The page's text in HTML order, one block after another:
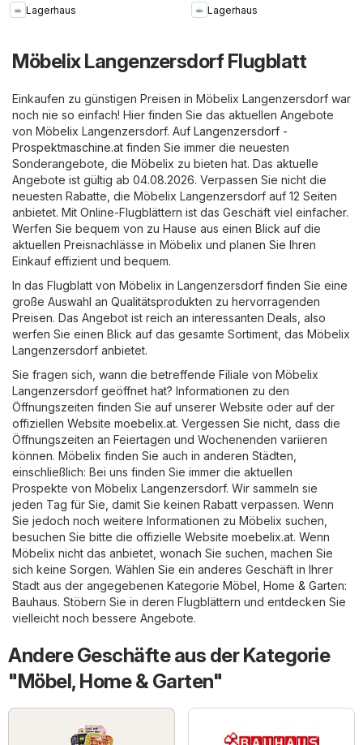
Lagerhaus
Lagerhaus
Möbelix Langenzersdorf Flugblatt
Einkaufen zu günstigen Preisen in Möbelix Langenzersdorf war
noch nie so einfach! Hier finden Sie das aktuellen Angebote
von Möbelix Langenzersdorf. Auf Langenzersdorf -
Prospektmaschine.at finden Sie immer die neuesten
Sonderangebote, die Möbelix zu bieten hat. Das aktuelle
Angebote ist gültig ab 04.08.2026. Verpassen Sie nicht die
neuesten Rabatte, die Möbelix Langenzersdorf auf 12 Seiten
anbietet. Mit Online-Flugblättern ist das Geschäft viel einfacher.
Werfen Sie bequem von zu Hause aus einen Blick auf die
aktuellen Preisnachlässe in Möbelix und planen Sie Ihren
Einkauf effizient und bequem.
In das Flugblatt von Möbelix in Langenzersdorf finden Sie eine
große Auswahl an Qualitätsprodukten zu hervorragenden
Preisen. Das Angebot ist reich an interessanten Deals, also
werfen Sie einen Blick auf das gesamte Sortiment, das Möbelix
Langenzersdorf anbietet.
Sie fragen sich, wann die betreffende Filiale von Möbelix
Langenzersdorf geöffnet hat? Informationen zu den
Öffnungszeiten finden Sie auf unserer Website oder auf der
offiziellen Website moebelix.at. Vergessen Sie nicht, dass die
Öffnungszeiten an Feiertagen und Wochenenden variieren
können. Möbelix finden Sie auch in anderen Städten,
einschließlich: Bei uns finden Sie immer die aktuellen
Prospekte von Möbelix Langenzersdorf. Wir sammeln sie
jeden Tag für Sie, damit Sie keinen Rabatt verpassen. Wenn
Sie jedoch noch weitere Informationen zu Möbelix suchen,
besuchen Sie bitte die offizielle Website moebelix.at. Wenn
Möbelix nicht das anbietet, wonach Sie suchen, machen Sie
sich keine Sorgen. Wählen Sie ein anderes Geschäft in Ihrer
Stadt aus der angegebenen Kategorie Möbel, Home & Garten:
Bauhaus. Stöbern Sie in deren Flugblättern und entdecken Sie
vielleicht noch bessere Angebote.
Andere Geschäfte aus der Kategorie
"Möbel, Home & Garten"